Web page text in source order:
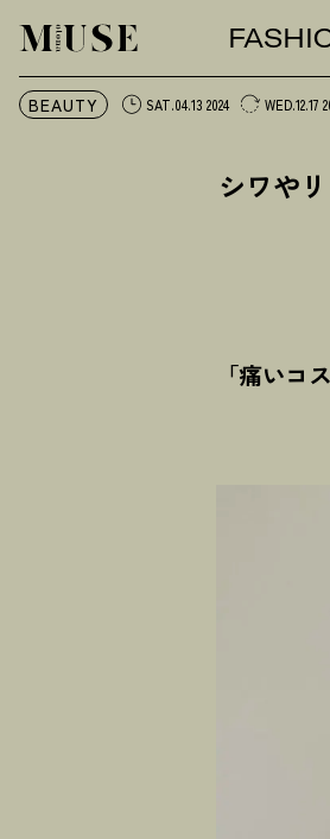
オトナミューズ ウェブ
BEAUTY SAT.04.13 2024 WED.12.17
シワや
「痛いコ